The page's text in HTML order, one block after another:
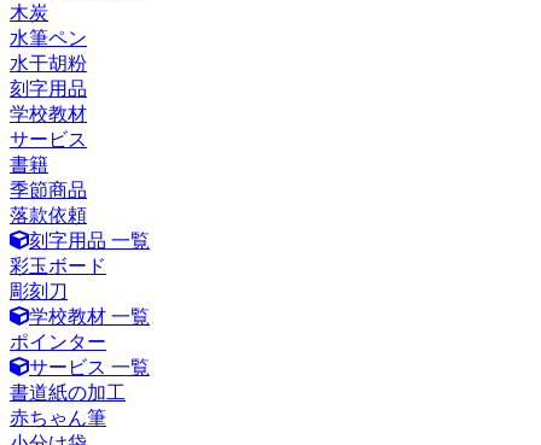
木炭
水筆ペン
水干胡粉
刻字用品
学校教材
サービス
書籍
季節商品
落款依頼
刻字用品 一覧
彩玉ボード
彫刻刀
学校教材 一覧
ポインター
サービス 一覧
書道紙の加工
赤ちゃん筆